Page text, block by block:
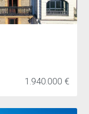
1.940.000 €